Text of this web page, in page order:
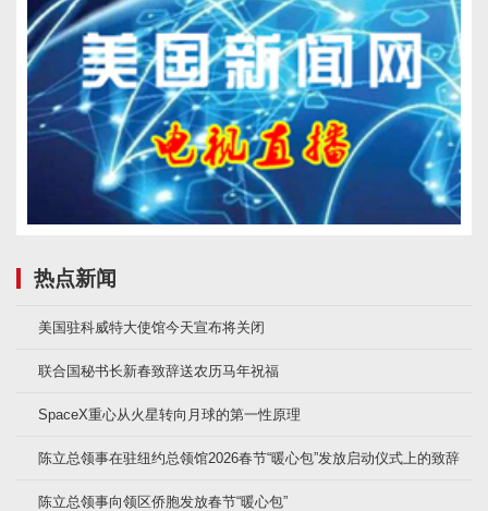
热点新闻
美国驻科威特大使馆今天宣布将关闭
联合国秘书长新春致辞送农历马年祝福
SpaceX重心从火星转向月球的第一性原理
陈立总领事在驻纽约总领馆2026春节“暖心包”发放启动仪式上的致辞
陈立总领事向领区侨胞发放春节“暖心包”